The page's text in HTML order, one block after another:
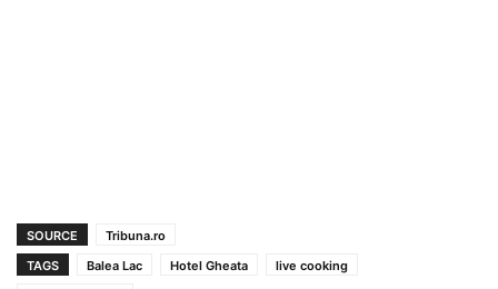
SOURCE
Tribuna.ro
TAGS
Balea Lac Hotel Gheata
live cooking